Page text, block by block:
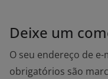
Deixe um
O seu endereço de
obrigatórios são